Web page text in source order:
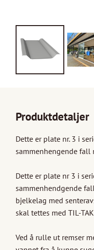
Produktdetaljer
Dette er plate nr. 3 i
sammenhengende fall
Dette er plate nr 3 i
sammenhendgende
bjelkelag med
skal tettes med TIL-
Ved å rulle ut remser